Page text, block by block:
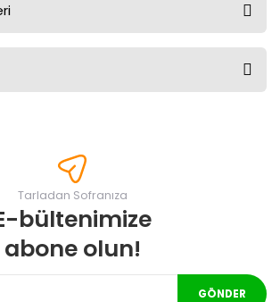
teşekkür ederiz.
bozuk veya görüntülenemiyor.
bulunuyor.
Tarladan Sofranıza
bültenimize
abone olun!
GÖNDER